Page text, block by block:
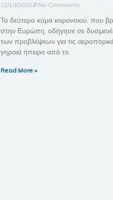
22/10/2020 No Comments
Το δεύτερο κύμα κορονοιού, που
στην Ευρώπη, οδήγησε σε
των προβλέψεων για τις
γηραιά ήπειρο από το
Read More »